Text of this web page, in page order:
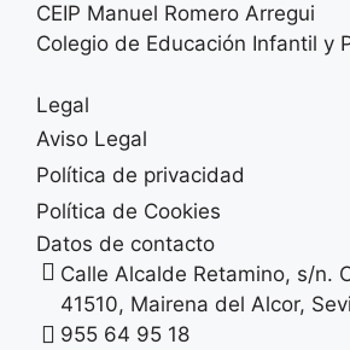
CEIP Manuel Romero Arregui
Colegio de Educación Infantil y
Legal
Aviso Legal
Política de privacidad
Política de Cookies
Datos de contacto
Calle Alcalde Retamino, s/n.
41510, Mairena del Alcor,
955 64 95 18